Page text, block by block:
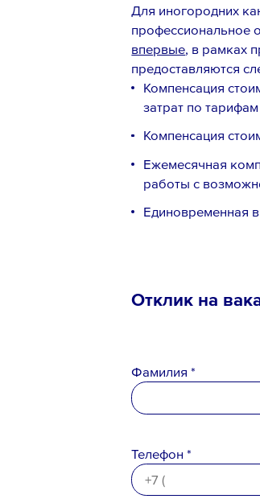
Для иногородних
профессиональное
впервые, в рамках
предоставляются
Компенсация
затрат по
Компенсация
Ежемесячная
работы с
Единовременная
Телефон *
Вопрос *
Отклик на
Фамилия *
Телефон *